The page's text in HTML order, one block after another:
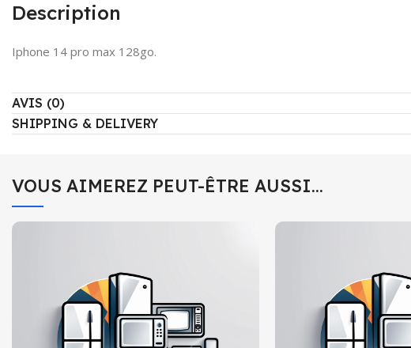
Description
Iphone 14 pro max 128go.
AVIS (0)
SHIPPING & DELIVERY
VOUS AIMEREZ PEUT-ÊTRE AUSSI…